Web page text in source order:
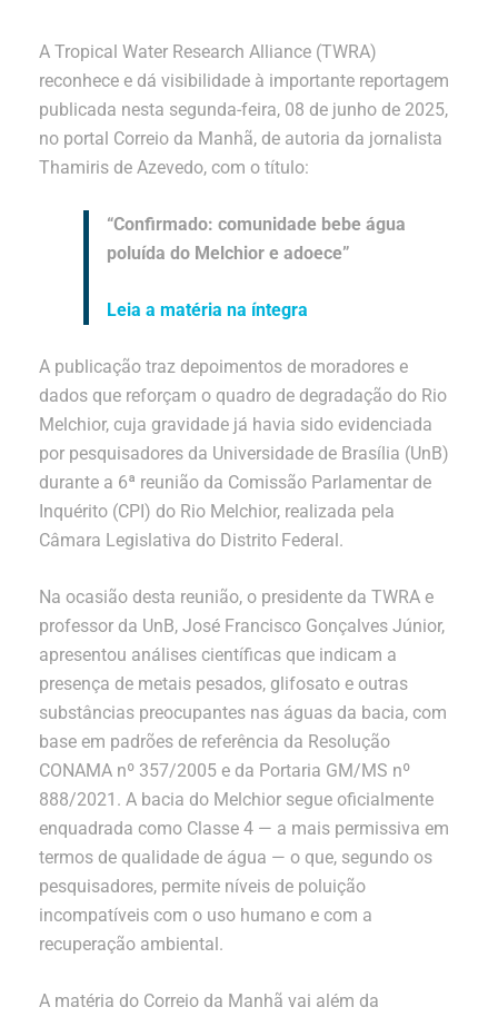
A Tropical Water Research Alliance (TWRA)
reconhece e dá visibilidade à importante reportagem
publicada nesta segunda-feira, 08 de junho de 2025,
no portal Correio da Manhã, de autoria da jornalista
Thamiris de Azevedo, com o título:
“Confirmado: comunidade bebe água
poluída do Melchior e adoece”
Leia a matéria na íntegra
A publicação traz depoimentos de moradores e
dados que reforçam o quadro de degradação do Rio
Melchior, cuja gravidade já havia sido evidenciada
por pesquisadores da Universidade de Brasília (UnB)
durante a 6ª reunião da Comissão Parlamentar de
Inquérito (CPI) do Rio Melchior, realizada pela
Câmara Legislativa do Distrito Federal.
Na ocasião desta reunião, o presidente da TWRA e
professor da UnB, José Francisco Gonçalves Júnior,
apresentou análises científicas que indicam a
presença de metais pesados, glifosato e outras
substâncias preocupantes nas águas da bacia, com
base em padrões de referência da Resolução
CONAMA nº 357/2005 e da Portaria GM/MS nº
888/2021. A bacia do Melchior segue oficialmente
enquadrada como Classe 4 — a mais permissiva em
termos de qualidade de água — o que, segundo os
pesquisadores, permite níveis de poluição
incompatíveis com o uso humano e com a
recuperação ambiental.
A matéria do Correio da Manhã vai além da